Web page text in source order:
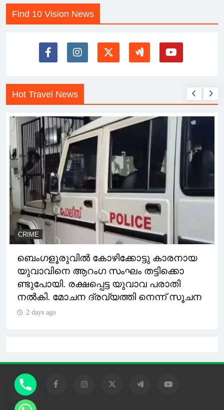
Find 10 Vision News
Hot Travel News
CRIME
ബെംഗളൂരുവിൽ കോഴിക്കോട്ടു കാരനായ
യുവാവിനെ ആറംഗ സംഘം തട്ടിക്കൊ
ണ്ടുപോയി. രക്ഷപ്പെട്ട യുവാവ പരാതി
നൽകി. മോചന ദ്രവ്യത്തി നെന്ന് സൂചന
2 days ago